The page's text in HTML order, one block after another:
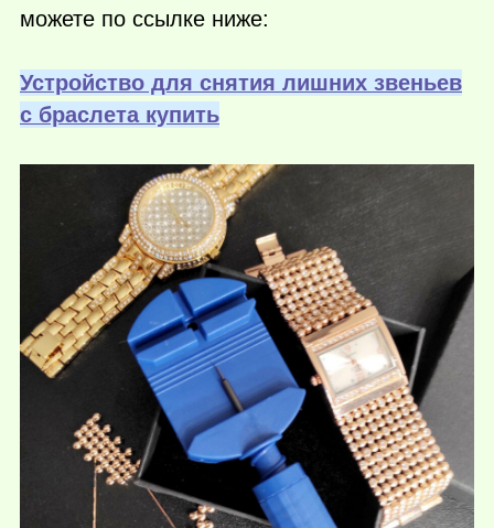
можете по ссылке ниже:
Устройство для снятия лишних звеньев
с браслета купить